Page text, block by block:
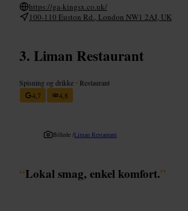
https://ga-kingsx.co.uk/
100-110 Euston Rd., London NW1 2AJ, UK
Liman Restaurant
Spisning og drikke • Restaurant
4,7
4,8
Billede /Liman Restaurant
“Lokal smag, enkel komfort.”